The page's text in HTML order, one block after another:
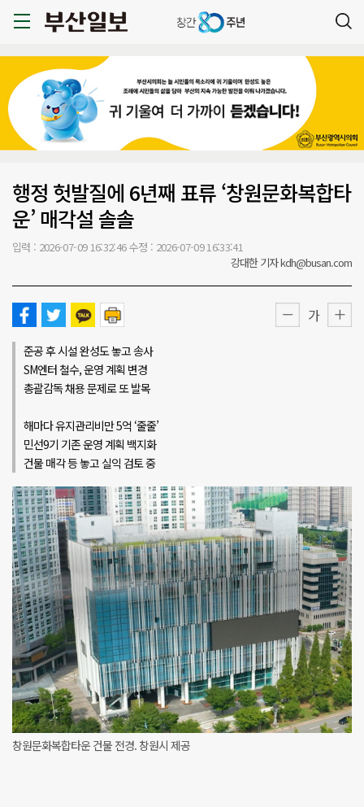
행정 헛발질에 6년째 표류 ‘창원문화복합타
운’ 매각설 솔솔
입력 : 2026-07-09 16:32:46수정 : 2026-07-09 16:33:41
강대한 기자 kdh@busan.com
가
준공 후 시설 완성도 놓고 송사
SM엔터 철수, 운영 계획 변경
총괄감독 채용 문제로 또 발목
해마다 유지관리비만 5억 ‘줄줄’
민선9기 기존 운영 계획 백지화
건물 매각 등 놓고 실익 검토 중
창원문화복합타운 건물 전경. 창원시 제공